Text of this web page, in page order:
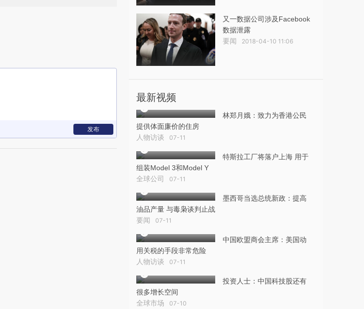
发布
又一数据公司涉及Facebook
数据泄露
要闻 2018-04-10 11:06
最新视频
林郑月娥：致力为香港公民
提供体面廉价的住房
人物访谈 07-11
特斯拉工厂将落户上海 用于
组装Model 3和Model Y
全球公司 07-11
墨西哥当选总统新政：提高
油品产量 与毒枭谈判止战
要闻 07-11
中国欧盟商会主席：美国动
用关税的手段非常危险
人物访谈 07-11
投资人士：中国科技股还有
很多增长空间
全球市场 07-10